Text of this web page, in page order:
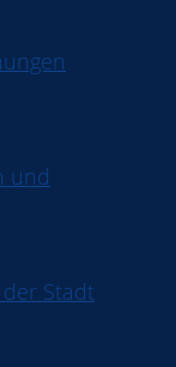
und
Stadt